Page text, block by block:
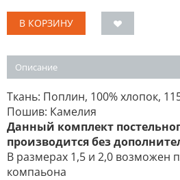
В КОРЗИНУ
Описание
Ткань: Поплин, 100% хлопок,
Пошив: Камелия
Данный комплект
производится без
В размерах 1,5 и 2,0 возможен
компаьона